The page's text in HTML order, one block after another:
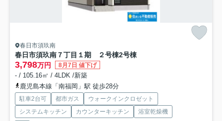
春日市須玖南
春日市須玖南７丁目１期 ２号棟2号棟
3,798万円 8月7日 値下げ
- / 105.16㎡ / 4LDK /新築
鹿児島本線「南福岡」駅 徒歩28分
駐車2台可 都市ガス
ウォークインクロゼット
システムキッチン
カウンターキッチン
浴室乾燥機